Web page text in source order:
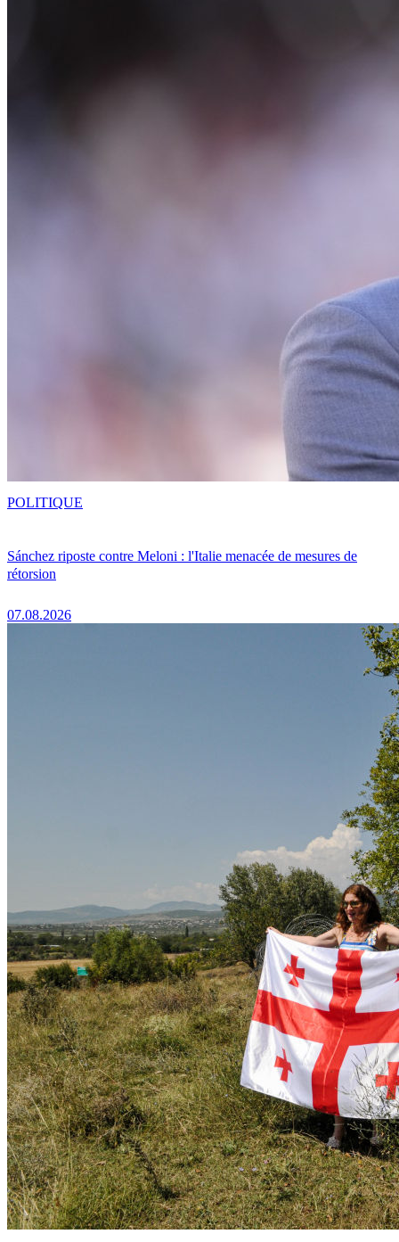
Sánchez riposte contre Meloni : l'Italie menacée de mesures de
rétorsion
07.08.2026
POLITIQUE